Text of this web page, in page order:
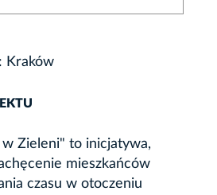
Kraków
Zieleni" to inicjatywa,
mieszkańców
czasu w otoczeniu